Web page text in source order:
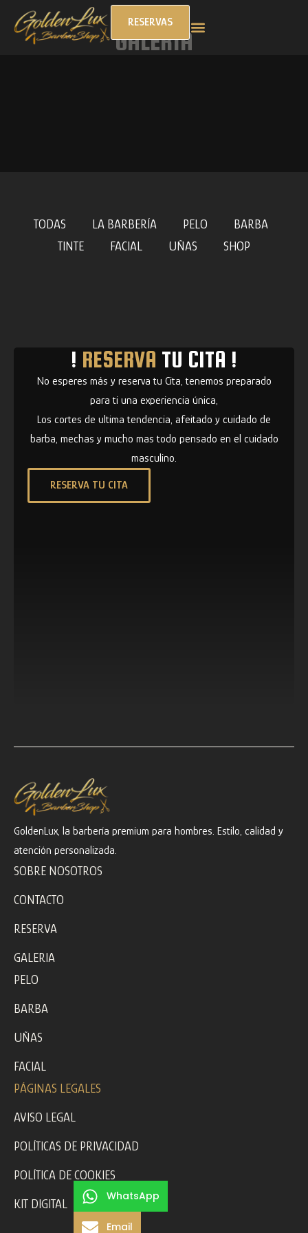
RESERVAS
GALERÍA
TODAS LA BARBERÍA PELO
BARBA
TINTE
FACIAL UÑAS SHOP
! RESERVA TU CITA !
No esperes más y reserva tu Cita, tenemos preparado
para ti una experiencia única,
Los cortes de ultima tendencia, afeitado y cuidado de
barba, mechas y mucho mas todo pensado en el cuidado
masculino.
RESERVA TU CITA
GoldenLux, la barbería premium para hombres. Estilo, calidad y
atención personalizada.
SOBRE NOSOTROS
CONTACTO
RESERVA
GALERIA
PELO
BARBA
UÑAS
FACIAL
PÁGINAS LEGALES
AVISO LEGAL
POLÍTICAS DE PRIVACIDAD
POLÍTICA DE COOKIES
KIT DIGITAL
WhatsApp
Email